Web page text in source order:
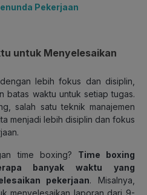
Pekerjaan
untuk Menyelesaikan
lebih fokus dan disiplin,
batas waktu untuk setiap tugas.
salah satu teknik manajemen
menjadi lebih disiplin dan fokus
time boxing? Time boxing
banyak waktu yang
pekerjaan. Misalnya,
menyelesaikan laporan dari 9-